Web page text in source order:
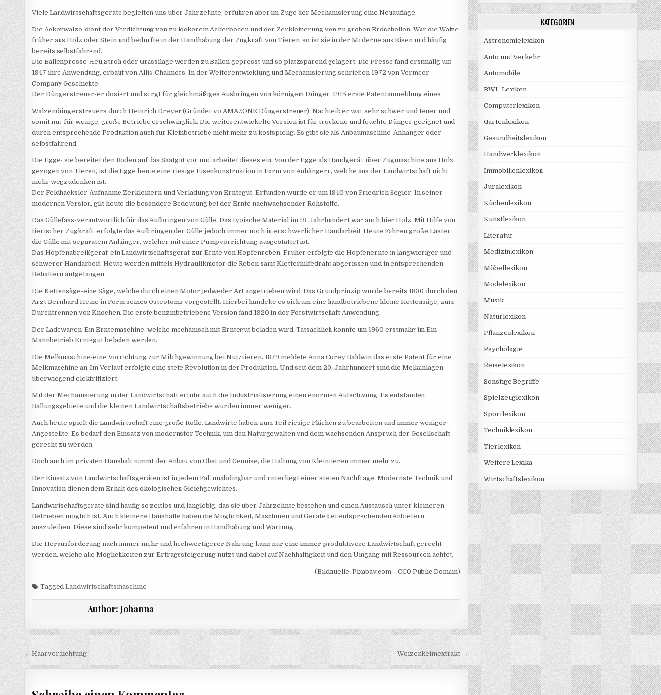
Viele Landwirtschaftsgeräte begleiten uns über Jahrzehnte, erfuhren aber im Zuge der Mechanisierung eine Neuauflage.
Die Ackerwalze-dient der Verdichtung von zu lockerem Ackerboden und der Zerkleinerung von zu groben Erdschollen. War die Walze
früher aus Holz oder Stein und bedurfte in der Handhabung der Zugkraft von Tieren, so ist sie in der Moderne aus Eisen und häufig
bereits selbstfahrend.
Die Ballenpresse-Heu,Stroh oder Grassilage werden zu Ballen gepresst und so platzsparend gelagert. Die Presse fand erstmalig um
1947 ihre Anwendung, erbaut von Allis-Chalmers. In der Weiterentwicklung und Mechanisierung schrieben 1972 von Vermeer
Company Geschichte.
Der Düngerstreuer-er dosiert und sorgt für gleichmäßiges Ausbringen von körnigem Dünger. 1915 erste Patentanmeldung eines
Walzendüngerstreuers durch Heinrich Dreyer (Gründer vo AMAZONE Düngerstreuer). Nachteil: er war sehr schwer und teuer und
somit nur für wenige, große Betriebe erschwinglich. Die weiterentwickelte Version ist für trockene und feuchte Dünger geeignet und
durch entsprechende Produktion auch für Kleinbetriebe nicht mehr zu kostspielig. Es gibt sie als Anbaumaschine, Anhänger oder
selbstfahrend.
Die Egge- sie bereitet den Boden auf das Saatgut vor und arbeitet dieses ein. Von der Egge als Handgerät, über Zugmaschine aus Holz,
gezogen von Tieren, ist die Egge heute eine riesige Eisenkonstruktion in Form von Anhängern, welche aus der Landwirtschaft nicht
mehr wegzudenken ist.
Der Feldhäcksler-Aufnahme,Zerkleinern und Verladung von Erntegut. Erfunden wurde er um 1940 von Friedrich Segler. In seiner
modernen Version, gilt heute die besondere Bedeutung bei der Ernte nachwachsender Rohstoffe.
Das Güllefass-verantwortlich für das Aufbringen von Gülle. Das typische Material im 18. Jahrhundert war auch hier Holz. Mit Hilfe von
tierischer Zugkraft, erfolgte das Aufbringen der Gülle jedoch immer noch in erschwerlicher Handarbeit. Heute Fahren große Laster
die Gülle mit separatem Anhänger, welcher mit einer Pumpvorrichtung ausgestattet ist.
Das Hopfenabreißgerät-ein Landwirtschaftsgerät zur Ernte von Hopfenreben. Früher erfolgte die Hopfenernte in langwieriger und
schwerer Handarbeit. Heute werden mittels Hydraulikmotor die Reben samt Kletterhilfedraht abgerissen und in entsprechenden
Behältern aufgefangen.
Die Kettensäge-eine Säge, welche durch einen Motor jedweder Art angetrieben wird. Das Grundprinzip wurde bereits 1830 durch den
Arzt Bernhard Heine in Form seines Osteotoms vorgestellt. Hierbei handelte es sich um eine handbetriebene kleine Kettensäge, zum
Durchtrennen von Knochen. Die erste benzinbetriebene Version fand 1920 in der Forstwirtschaft Anwendung.
Der Ladewagen-Ein Erntemaschine, welche mechanisch mit Erntegut beladen wird. Tatsächlich konnte um 1960 erstmalig im Ein-
Mannbetrieb Erntegut beladen werden.
Die Melkmaschine-eine Vorrichtung zur Milchgewinnung bei Nutztieren. 1879 meldete Anna Corey Baldwin das erste Patent für eine
Melkmaschine an. Im Verlauf erfolgte eine stete Revolution in der Produktion. Und seit dem 20. Jahrhundert sind die Melkanlagen
überwiegend elektrifiziert.
Mit der Mechanisierung in der Landwirtschaft erfuhr auch die Industrialisierung einen enormen Aufschwung. Es entstanden
Ballungsgebiete und die kleinen Landwirtschaftsbetriebe wurden immer weniger.
Auch heute spielt die Landwirtschaft eine große Rolle. Landwirte haben zum Teil riesige Flächen zu bearbeiten und immer weniger
Angestellte. Es bedarf den Einsatz von modernster Technik, um den Naturgewalten und dem wachsenden Anspruch der Gesellschaft
gerecht zu werden.
Doch auch im privaten Haushalt nimmt der Anbau von Obst und Gemüse, die Haltung von Kleintieren immer mehr zu.
Der Einsatz von Landwirtschaftsgeräten ist in jedem Fall unabdingbar und unterliegt einer steten Nachfrage. Modernste Technik und
Innovation dienen dem Erhalt des ökologischen Gleichgewichtes.
Landwirtschaftsgeräte sind häufig so zeitlos und langlebig, das sie über Jahrzehnte bestehen und einen Austausch unter kleineren
Betrieben möglich ist. Auch kleinere Haushalte haben die Möglichkeit, Maschinen und Geräte bei entsprechenden Anbietern
auszuleihen. Diese sind sehr kompetent und erfahren in Handhabung und Wartung.
Die Herausforderung nach immer mehr und hochwertigerer Nahrung kann nur eine immer produktivere Landwirtschaft gerecht
werden, welche alle Möglichkeiten zur Ertragssteigerung nutzt und dabei auf Nachhaltigkeit und den Umgang mit Ressourcen achtet.
(Bildquelle: Pixabay.com – CC0 Public Domain)
TaggedLandwirtschaftsmaschine
Author: Johanna
Beitragsnavigation
← Haarverdichtung Weizenkeimextrakt →
KATEGORIEN
Astronomielexikon
Auto und Verkehr
Automobile
BWL-Lexikon
Computerlexikon
Gartenlexikon
Gesundheitslexikon
Handwerklexikon
Immobilienlexikon
Juralexikon
Küchenlexikon
Kunstlexikon
Literatur
Medizinlexikon
Möbellexikon
Modelexikon
Musik
Naturlexikon
Pflanzenlexikon
Psychologie
Reiselexikon
Sonstige Begriffe
Spielzeuglexikon
Sportlexikon
Techniklexikon
Tierlexikon
Weitere Lexika
Wirtschaftslexikon